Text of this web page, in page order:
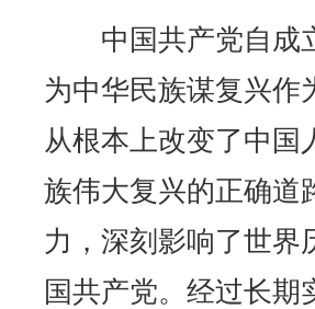
中国共产党自成立
为中华民族谋复兴作
从根本上改变了中国
族伟大复兴的正确道
力，深刻影响了世界
国共产党。经过长